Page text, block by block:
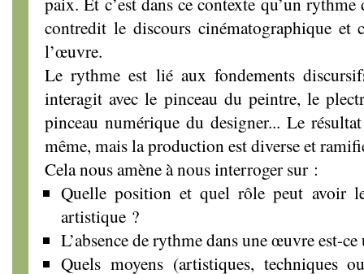
contredit le discours cinématographique et
l’œuvre.
Le rythme est lié aux fondements
interagit avec le pinceau du peintre, le
pinceau numérique du designer... Le
même, mais la production est diverse et
Cela nous amène à nous interroger sur :
Quelle position et quel rôle peut avoir
artistique ?
L’absence de rythme dans une œuvre est-
Quels moyens (artistiques, techniques